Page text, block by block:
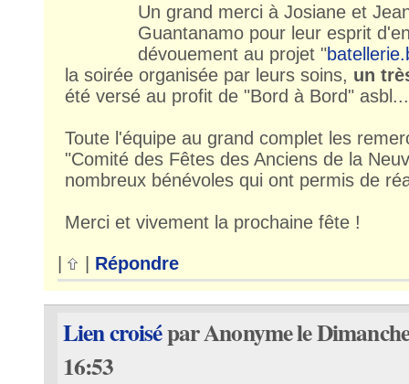
Un grand merci à Josiane et
Guantanamo pour leur esprit
dévouement au projet "
la soirée organisée par leurs soins, un
été versé au profit de "Bord à Bord" asbl...
Toute l'équipe au grand complet les
"Comité des Fêtes des Anciens de la
nombreux bénévoles qui ont permis de
Merci et vivement la prochaine fête !
Répondre
Lien croisépar Anonyme le
16:53